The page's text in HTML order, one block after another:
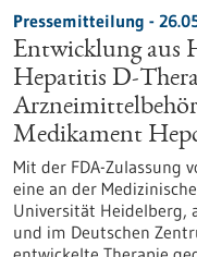
Pressemitteilung -
Entwicklung aus
Hepatitis D-
Medikament
Mit der FDA-Zulassung
eine an der
Universität Heidelberg,
und im Deutschen